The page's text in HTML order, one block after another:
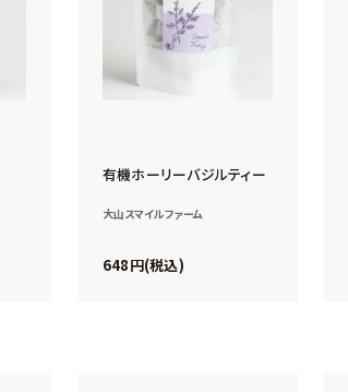
有機ホーリーバジルティー
大山スマイルファーム
648 税込